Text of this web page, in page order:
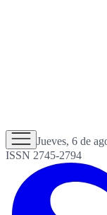
Jueves, 6 de
ISSN 2745-2794